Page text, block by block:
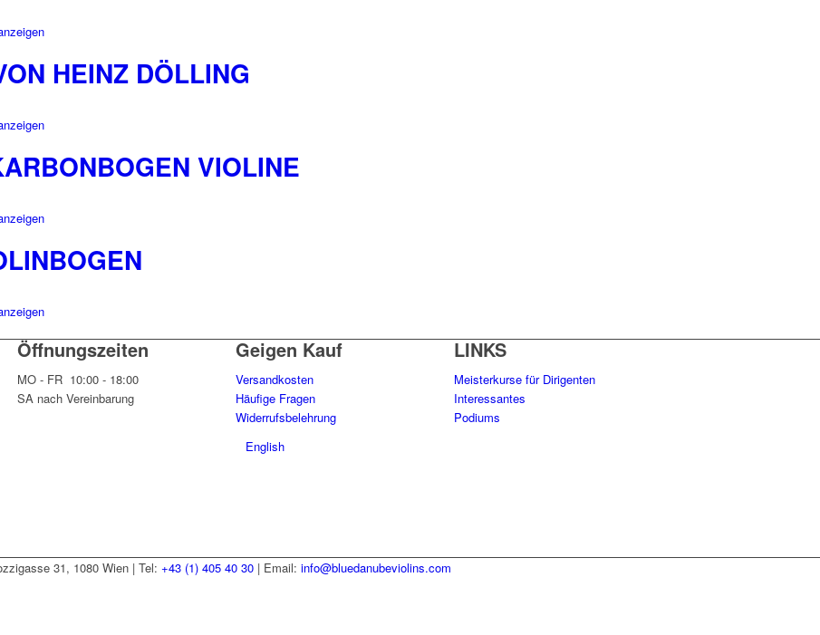
HEINZ DÖLLING
VIOLINE
Öffnungszeiten
MO - FR 10:00 - 18:00
SA nach Vereinbarung
Geigen Kauf
Versandkosten
Häufige Fragen
Widerrufsbelehrung
English
LINKS
Meisterkurse für Dirigenten
Interessantes
Podiums
31, 1080 Wien | Tel: +43 (1) 405 40 30 | Email: info@bluedanubeviolins.com